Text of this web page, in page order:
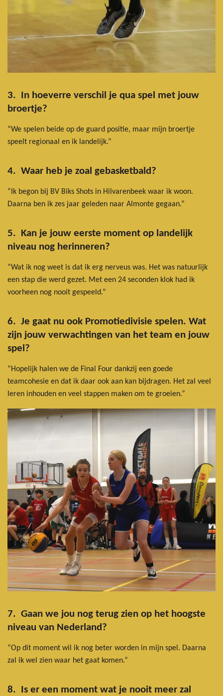
3. In hoeverre verschil je qua spel met jouw
broertje?
“We spelen beide op de guard positie, maar mijn broertje
speelt regionaal en ik landelijk.”
4. Waar heb je zoal gebasketbald?
“Ik begon bij BV Biks Shots in Hilvarenbeek waar ik woon.
Daarna ben ik zes jaar geleden naar Almonte gegaan.”
5. Kan je jouw eerste moment op landelijk
niveau nog herinneren?
“Wat ik nog weet is dat ik erg nerveus was. Het was natuurlijk
een stap die werd gezet. Met een 24 seconden klok had ik
voorheen nog nooit gespeeld.”
6. Je gaat nu ook Promotiedivisie spelen. Wat
zijn jouw verwachtingen van het team en jouw
spel?
“Hopelijk halen we de Final Four dankzij een goede
teamcohesie en dat ik daar ook aan kan bijdragen. Het zal veel
leren inhouden en veel stappen maken om te groeien.”
7. Gaan we jou nog terug zien op het hoogste
niveau van Nederland?
“Op dit moment wil ik nog beter worden in mijn spel. Daarna
zal ik wel zien waar het gaat komen.”
8. Is er een moment wat je nooit meer zal